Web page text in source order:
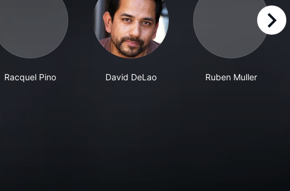
Racquel Pino David DeLao Ruben Muller
right